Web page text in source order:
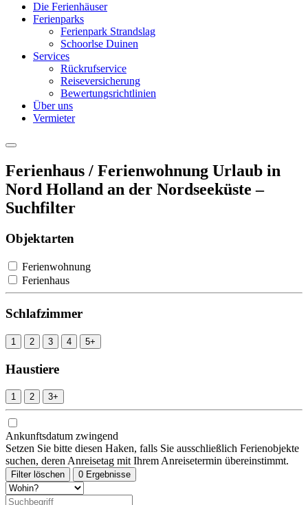
Die Ferienhäuser
Ferienparks
Ferienpark Strandslag
Schoorlse Duinen
Services
Rückrufservice
Reiseversicherung
Bewertungsrichtlinien
Über uns
Vermieter
Ferienhaus / Ferienwohnung Urlaub in
Nord Holland an der Nordseeküste –
Suchfilter
Objektarten
Ferienwohnung
Ferienhaus
Schlafzimmer
1 2 3 4 5+
Haustiere
1 2 3+
Ankunftsdatum zwingend
Setzen Sie bitte diesen Haken, falls Sie ausschließlich Ferienobjekte
suchen, deren Anreisetag mit Ihrem Anreisetermin übereinstimmt.
Filter löschen 0 Ergebnisse